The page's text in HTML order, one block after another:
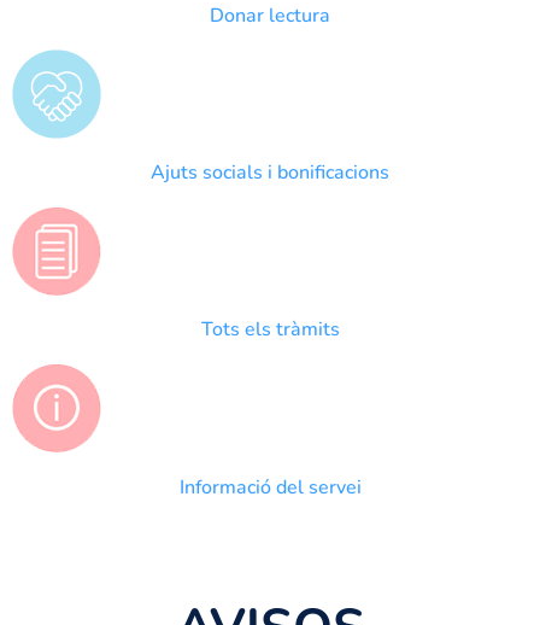
Donar lectura
Ajuts socials i bonificacions
Tots els tràmits
Informació del servei